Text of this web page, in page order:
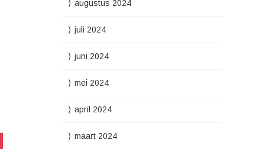
augustus 2024
juli 2024
juni 2024
mei 2024
april 2024
maart 2024